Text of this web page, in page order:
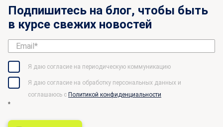
Подпишитесь на блог, чтобы быть
в курсе свежих новостей
Я даю согласие на периодическую коммуникацию
Я даю согласие на обработку персональных данных и
соглашаюсь c Политикой конфиденциальности
*